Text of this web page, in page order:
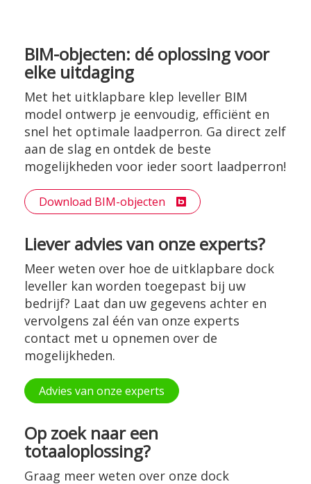
BIM-objecten: dé oplossing voor
elke uitdaging
Met het uitklapbare klep leveller BIM
model ontwerp je eenvoudig, efficiënt en
snel het optimale laadperron. Ga direct zelf
aan de slag en ontdek de beste
mogelijkheden voor ieder soort laadperron!
Download BIM-objecten
Liever advies van onze experts?
Meer weten over hoe de uitklapbare dock
leveller kan worden toegepast bij uw
bedrijf? Laat dan uw gegevens achter en
vervolgens zal één van onze experts
contact met u opnemen over de
mogelijkheden.
Advies van onze experts
Op zoek naar een
totaaloplossing?
Graag meer weten over onze dock